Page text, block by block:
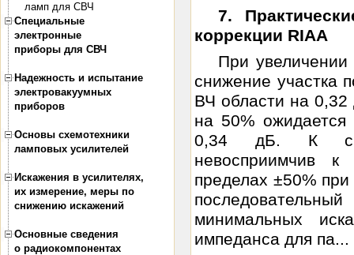
ламп для СВЧ
Специальные
электронные
приборы для СВЧ
Надежность и испытание
электровакуумных
приборов
Основы схемотехники
ламповых усилителей
Искажения в усилителях,
их измерение, меры по
снижению искажений
Основные сведения
о радиокомпонентах
7.
коррекции RIAA
При
снижение участка
ВЧ области на 0,32
на 50%
0,34 дБ. К
невосприимчив
пределах ±50%
минимальных
импеданса для па...